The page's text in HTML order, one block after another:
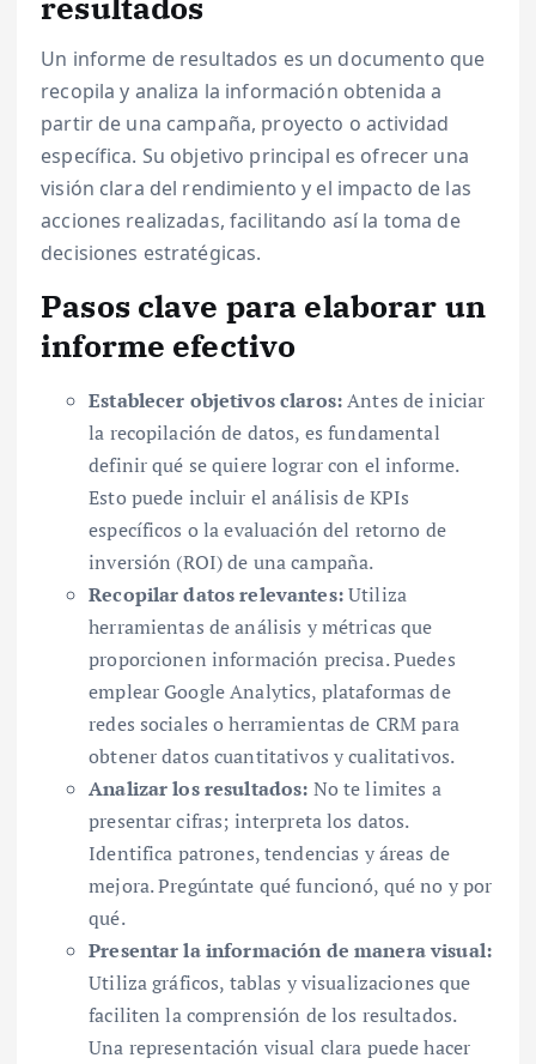
Un informe de resultados es un documento que
recopila y analiza la información obtenida a
partir de una campaña, proyecto o actividad
específica. Su objetivo principal es ofrecer una
visión clara del rendimiento y el impacto de las
acciones realizadas, facilitando así la toma de
decisiones estratégicas.
Pasos clave para elaborar un
informe efectivo
Establecer objetivos claros:Antes de iniciar
la recopilación de datos, es fundamental
definir qué se quiere lograr con el informe.
Esto puede incluir el análisis de KPIs
específicos o la evaluación del retorno de
inversión (ROI) de una campaña.
Recopilar datos relevantes:Utiliza
herramientas de análisis y métricas que
proporcionen información precisa. Puedes
emplear Google Analytics, plataformas de
redes sociales o herramientas de CRM para
obtener datos cuantitativos y cualitativos.
Analizar los resultados: No te limites a
presentar cifras; interpreta los datos.
Identifica patrones, tendencias y áreas de
mejora. Pregúntate qué funcionó, qué no y por
qué.
Presentar la información de manera visual:
Utiliza gráficos, tablas y visualizaciones que
faciliten la comprensión de los resultados.
Una representación visual clara puede hacer